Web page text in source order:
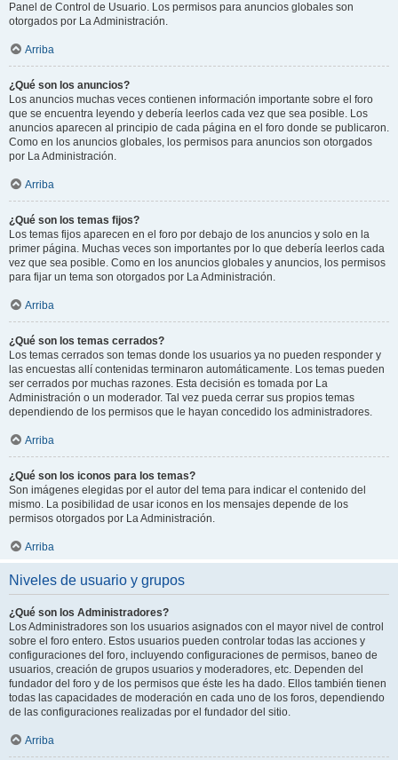
Panel de Control de Usuario. Los permisos para anuncios globales son
otorgados por La Administración.
Arriba
¿Qué son los anuncios?
Los anuncios muchas veces contienen información importante sobre el foro
que se encuentra leyendo y debería leerlos cada vez que sea posible. Los
anuncios aparecen al principio de cada página en el foro donde se publicaron.
Como en los anuncios globales, los permisos para anuncios son otorgados
por La Administración.
Arriba
¿Qué son los temas fijos?
Los temas fijos aparecen en el foro por debajo de los anuncios y solo en la
primer página. Muchas veces son importantes por lo que debería leerlos cada
vez que sea posible. Como en los anuncios globales y anuncios, los permisos
para fijar un tema son otorgados por La Administración.
Arriba
¿Qué son los temas cerrados?
Los temas cerrados son temas donde los usuarios ya no pueden responder y
las encuestas allí contenidas terminaron automáticamente. Los temas pueden
ser cerrados por muchas razones. Esta decisión es tomada por La
Administración o un moderador. Tal vez pueda cerrar sus propios temas
dependiendo de los permisos que le hayan concedido los administradores.
Arriba
¿Qué son los iconos para los temas?
Son imágenes elegidas por el autor del tema para indicar el contenido del
mismo. La posibilidad de usar iconos en los mensajes depende de los
permisos otorgados por La Administración.
Arriba
Niveles de usuario y grupos
¿Qué son los Administradores?
Los Administradores son los usuarios asignados con el mayor nivel de control
sobre el foro entero. Estos usuarios pueden controlar todas las acciones y
configuraciones del foro, incluyendo configuraciones de permisos, baneo de
usuarios, creación de grupos usuarios y moderadores, etc. Dependen del
fundador del foro y de los permisos que éste les ha dado. Ellos también tienen
todas las capacidades de moderación en cada uno de los foros, dependiendo
de las configuraciones realizadas por el fundador del sitio.
Arriba